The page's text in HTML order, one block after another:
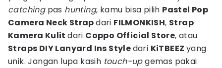
catching pas hunting, kamu bisa pilih Pastel Pop
Camera Neck Strapdari FILMONKISH, Strap
Kamera Kulitdari Coppo Official Store, atau
Straps DIY Lanyard Ins Styledari KiTBEEZ yang
unik. Jangan lupa kasih touch-upgemas pakai